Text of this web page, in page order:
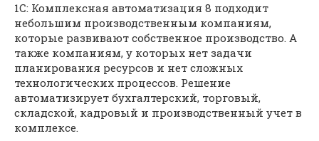
1С: Комплексная автоматизация 8 подходит
небольшим производственным компаниям,
которые развивают собственное производство. А
также компаниям, у которых нет задачи
планирования ресурсов и нет сложных
технологических процессов. Решение
автоматизирует бухгалтерский, торговый,
складской, кадровый и производственный учет в
комплексе.